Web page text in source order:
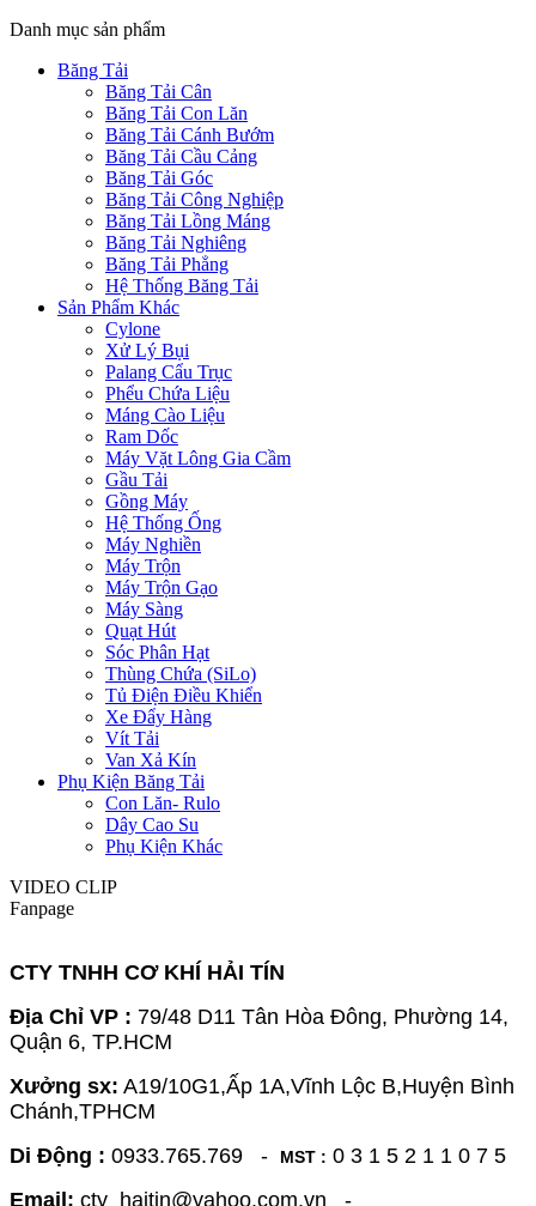
Danh mục sản phẩm
Băng Tải
Băng Tải Cân
Băng Tải Con Lăn
Băng Tải Cánh Bướm
Băng Tải Cầu Cảng
Băng Tải Góc
Băng Tải Công Nghiệp
Băng Tải Lồng Máng
Băng Tải Nghiêng
Băng Tải Phẳng
Hệ Thống Băng Tải
Sản Phẩm Khác
Cylone
Xử Lý Bụi
Palang Cẩu Trục
Phểu Chứa Liệu
Máng Cào Liệu
Ram Dốc
Máy Vặt Lông Gia Cầm
Gầu Tải
Gồng Máy
Hệ Thống Ống
Máy Nghiền
Máy Trộn
Máy Trộn Gạo
Máy Sàng
Quạt Hút
Sóc Phân Hạt
Thùng Chứa (SiLo)
Tủ Điện Điều Khiển
Xe Đẩy Hàng
Vít Tải
Van Xả Kín
Phụ Kiện Băng Tải
Con Lăn- Rulo
Dây Cao Su
Phụ Kiện Khác
VIDEO CLIP
Fanpage
CTY TNHH CƠ KHÍ HẢI TÍN
Địa Chỉ VP : 79/48 D11 Tân Hòa Đông, Phường 14,
Quận 6, TP.HCM
Xưởng sx: A19/10G1,Ấp 1A,Vĩnh Lộc B,Huyện Bình
Chánh,TPHCM
Di Động : 0933.765.769 - MST : 0 3 1 5 2 1 1 0 7 5
Email: cty_haitin@yahoo.com.vn -